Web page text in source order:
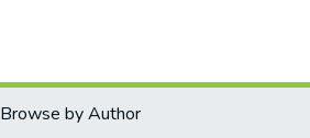
Browse by Author